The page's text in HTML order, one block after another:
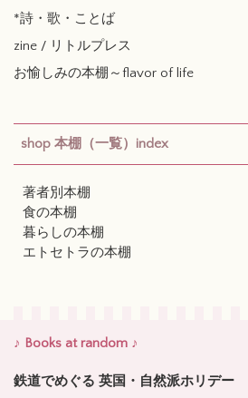
*詩・歌・ことば
zine / リトルプレス
お愉しみの本棚～flavor of life
shop 本棚（一覧）index
著者別本棚
食の本棚
暮らしの本棚
エトセトラの本棚
♪ Books at random ♪
鉄道でめぐる 英国・自然派ホリデー